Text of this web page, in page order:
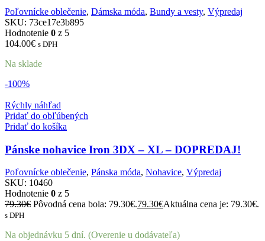
Poľovnícke oblečenie, Dámska móda, Bundy a vesty, Výpredaj
SKU: 73ce17e3b895
Hodnotenie 0 z 5
104.00€ s DPH
Na sklade
-100%
Rýchly náhľad
Pridať do obľúbených
Pridať do košíka
Pánske nohavice Iron 3DX – XL – DOPREDAJ!
Poľovnícke oblečenie, Pánska móda, Nohavice, Výpredaj
SKU: 10460
Hodnotenie 0 z 5
79.30€ Pôvodná cena bola: 79.30€.79.30€Aktuálna cena je: 79.30€.
s DPH
Na objednávku 5 dní. (Overenie u dodávateľa)